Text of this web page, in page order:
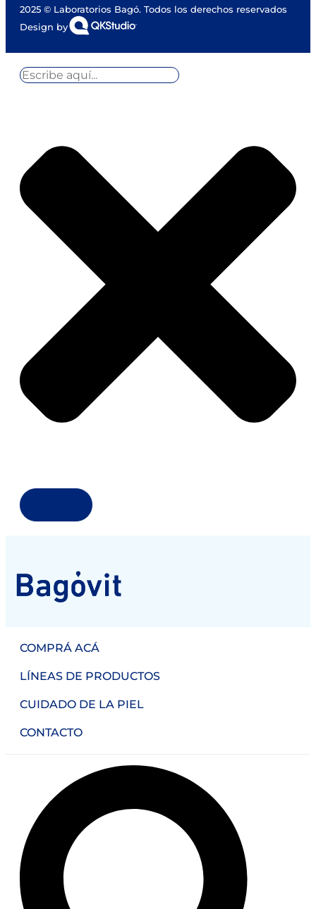
2025 © Laboratorios Bagó. Todos los derechos reservados
Design by
COMPRÁ ACÁ
LÍNEAS DE PRODUCTOS
CUIDADO DE LA PIEL
CONTACTO